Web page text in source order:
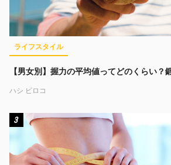
ライフスタイル
【男女別】握力の平均値ってどのくらい？
ハシ ビロコ
3